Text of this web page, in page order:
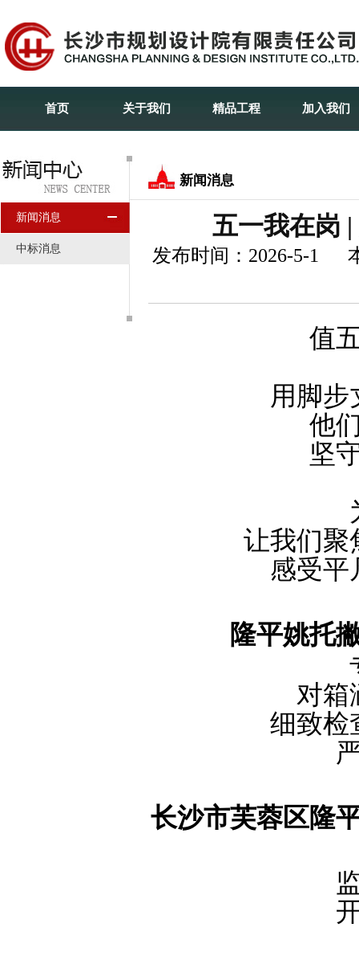
首页 关于我们 精品工程 加入我们
新闻消息
中标消息
新闻消息
五一我在岗
发布时间：2026-5-1
值
用脚步
他
坚
让我们聚
感受平
隆平姚托
对箱
细致检
长沙市芙蓉区隆